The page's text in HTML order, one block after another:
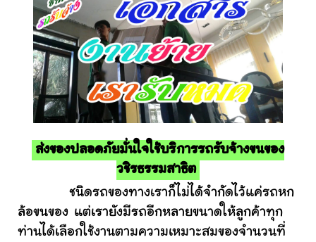
ส่งของปลอดภัยมั่นใจใช้บริการรถรับจ้างขนของ
วชิรธรรมสาธิต
ชนิดรถของทางเราก็ไม่ได้จำกัดไว้แค่รถหก
ล้อขนของ แต่เรายังมีรถอีกหลายขนาดให้ลูกค้าทุก
ท่านได้เลือกใช้งานตามความเหมาะสมของจำนวนที่